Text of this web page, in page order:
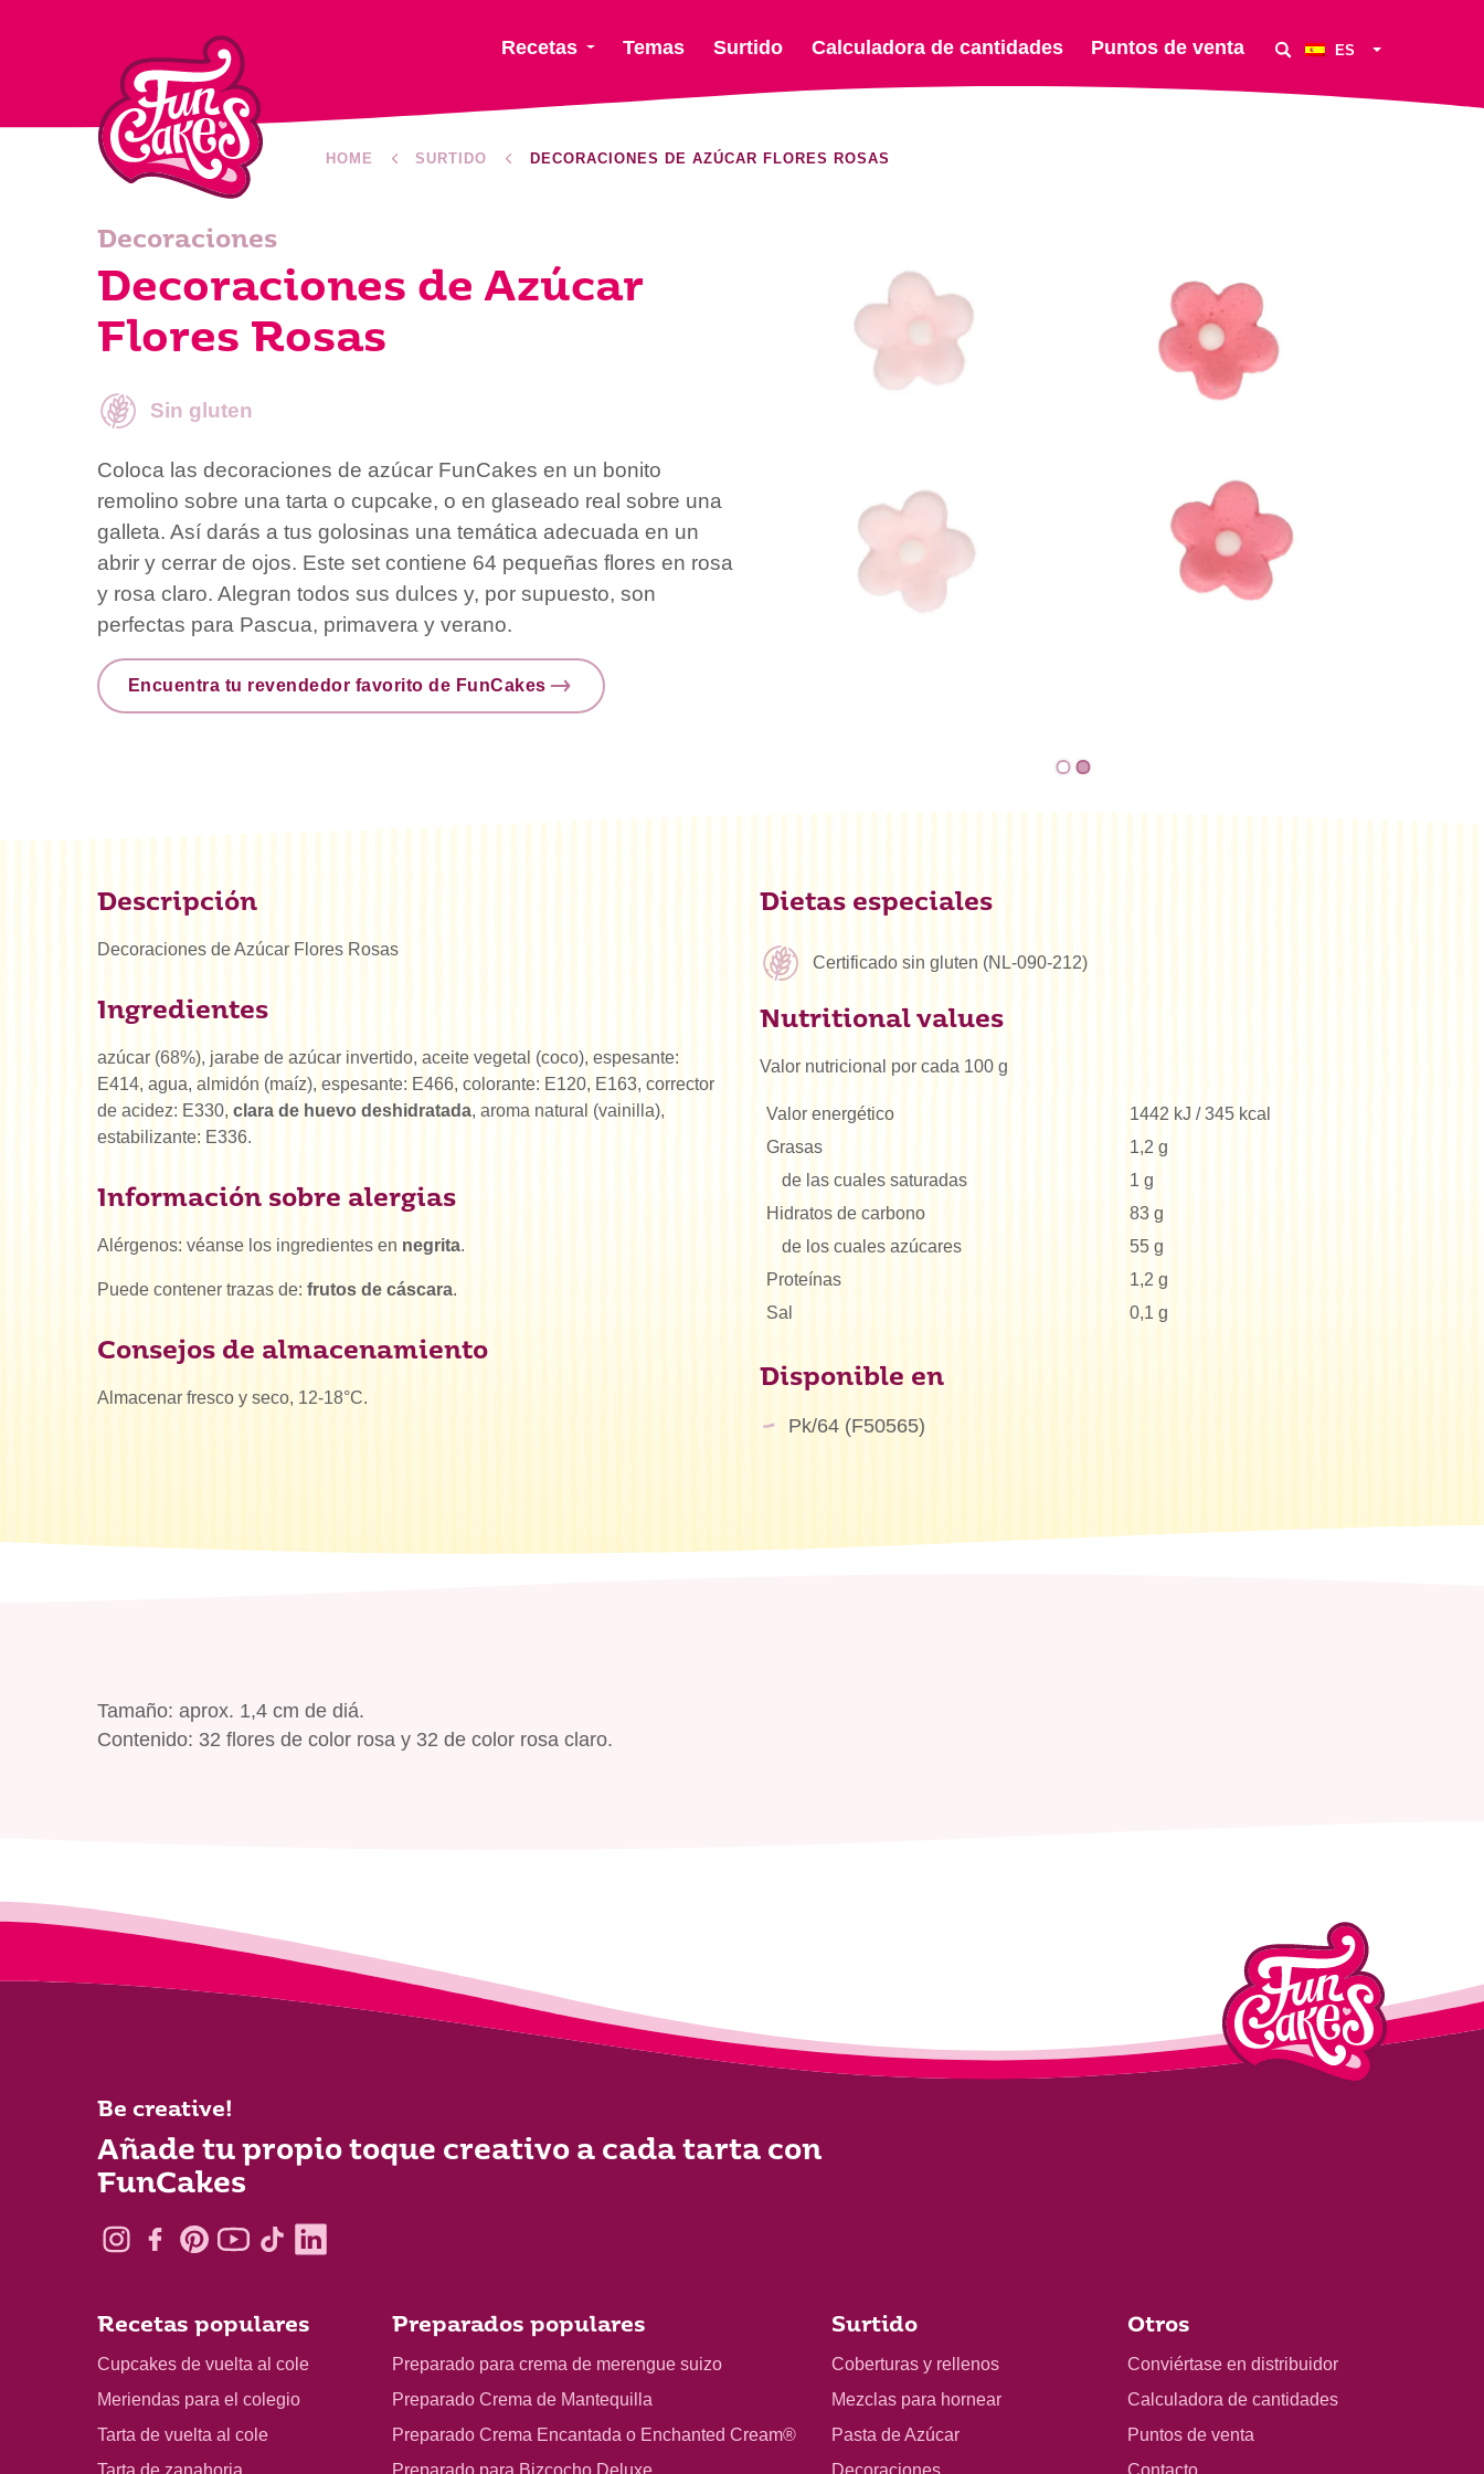
Recetas Temas Surtido Calculadora de cantidades Puntos de venta ES
¿Qué estás buscando?
HOME SURTIDO DECORACIONES DE AZÚCAR FLORES ROSAS
Decoraciones
Decoraciones de Azúcar
Flores Rosas
Sin gluten
Coloca las decoraciones de azúcar FunCakes en un bonito
remolino sobre una tarta o cupcake, o en glaseado real sobre una
galleta. Así darás a tus golosinas una temática adecuada en un
abrir y cerrar de ojos. Este set contiene 64 pequeñas flores en rosa
y rosa claro. Alegran todos sus dulces y, por supuesto, son
perfectas para Pascua, primavera y verano.
Encuentra tu revendedor favorito de FunCakes
Descripción
Decoraciones de Azúcar Flores Rosas
Ingredientes
azúcar (68%), jarabe de azúcar invertido, aceite vegetal (coco), espesante:
E414, agua, almidón (maíz), espesante: E466, colorante: E120, E163, corrector
de acidez: E330, clara de huevo deshidratada, aroma natural (vainilla),
estabilizante: E336.
Información sobre alergias
Alérgenos: véanse los ingredientes en negrita.
Puede contener trazas de: frutos de cáscara.
Consejos de almacenamiento
Almacenar fresco y seco, 12-18°C.
Dietas especiales
Certificado sin gluten (NL-090-212)
Nutritional values
Valor nutricional por cada 100 g
Valor energético
1442 kJ / 345 kcal
Grasas
1,2 g
de las cuales saturadas
1 g
Hidratos de carbono
83 g
de los cuales azúcares
55 g
Proteínas
1,2 g
Sal
0,1 g
Disponible en
Pk/64 (F50565)
Tamaño: aprox. 1,4 cm de diá.
Contenido: 32 flores de color rosa y 32 de color rosa claro.
Be creative!
Añade tu propio toque creativo a cada tarta con
FunCakes
Recetas populares
Cupcakes de vuelta al cole
Meriendas para el colegio
Tarta de vuelta al cole
Tarta de zanahoria
Preparados populares
Preparado para crema de merengue suizo
Preparado Crema de Mantequilla
Preparado Crema Encantada o Enchanted Cream®
Preparado para Bizcocho Deluxe
Surtido
Coberturas y rellenos
Mezclas para hornear
Pasta de Azúcar
Decoraciones
Otros
Conviértase en distribuidor
Calculadora de cantidades
Puntos de venta
Contacto